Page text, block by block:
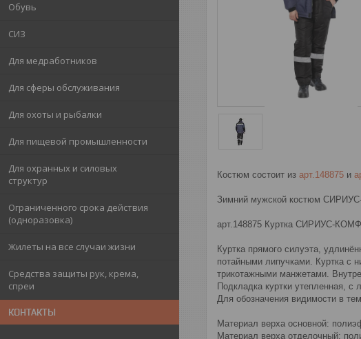
Обувь
СИЗ
Для медработников
Для сферы обслуживания
Для охоты и рыбалки
Для пищевой промышленности
Для охранных и силовых
структур
Ограниченного срока действия
(одноразовка)
Жилеты на все случаи жизни
Средства защиты рук, крема,
спреи
КОНТАКТЫ
Костюм состоит из арт.148875 и
Зимний мужской костюм
арт.148875 Куртка СИРИУС-
Куртка прямого силуэта,
потайными липучками. Куртка с
трикотажными манжетами.
Подкладка куртки утепленная, с
Для обозначения видимости в
Материал верха основной:
Материал верха отделочный: